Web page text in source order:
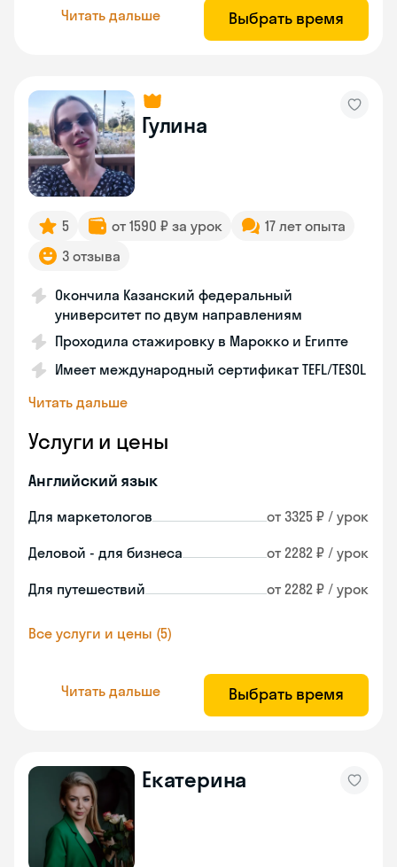
Читать дальше Выбрать время
Гулина
5 от 1590 ₽ за урок
17 лет опыта
3 отзыва
Окончила Казанский федеральный
университет по двум направлениям
Проходила стажировку в Марокко и Египте
Имеет международный сертификат TEFL/TESOL
Читать дальше
Услуги и цены
Английский язык
Для маркетологов от 3325 ₽ / урок
Деловой - для бизнеса от 2282 ₽ / урок
Для путешествий от 2282 ₽ / урок
Все услуги и цены (5)
Читать дальше Выбрать время
Екатерина